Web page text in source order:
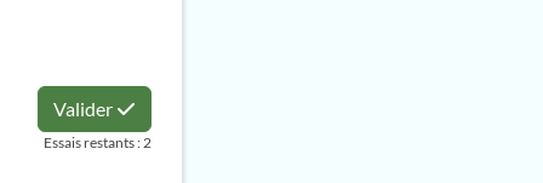
Valider
Essais restants : 2